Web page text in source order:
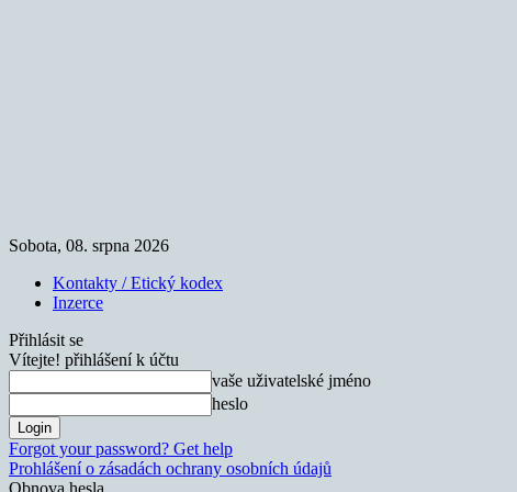
Sobota, 08. srpna 2026
Kontakty / Etický kodex
Inzerce
Přihlásit se
Vítejte! přihlášení k účtu
vaše uživatelské jméno
heslo
Forgot your password? Get help
Prohlášení o zásadách ochrany osobních údajů
Obnova hesla